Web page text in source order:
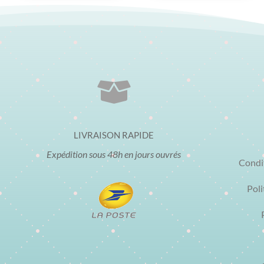

LIVRAISON RAPIDE
Expédition sous 48h en jours ouvrés